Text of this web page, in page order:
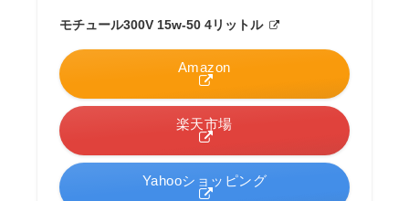
モチュール300V 15w-50 4リットル
Amazon
楽天市場
Yahooショッピング